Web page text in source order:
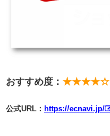
おすすめ度： ★★★★☆
公式URL： https://ecnavi.jp/